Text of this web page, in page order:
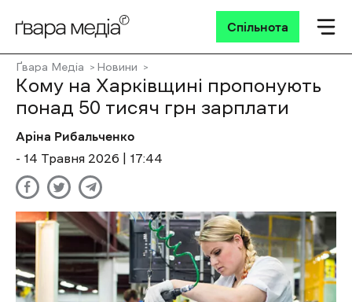
Спільнота
Ґвара Медіа Новини
Кому на Харківщині пропонують
понад 50 тисяч грн зарплати
Аріна Рибальченко
- 14 Травня 2026 | 17:44